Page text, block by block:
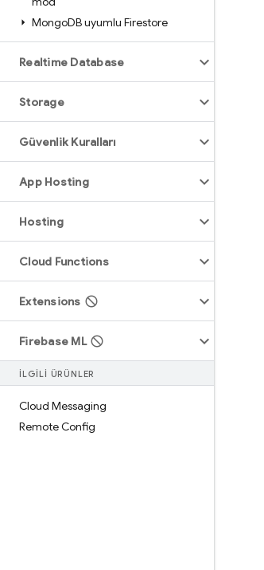
MongoDB uyumlu Firestore
Realtime Database
Storage
Güvenlik Kuralları
App Hosting
Hosting
Cloud Functions
Extensions
Firebase ML
İLGİLİ ÜRÜNLER
Cloud Messaging
Remote Config